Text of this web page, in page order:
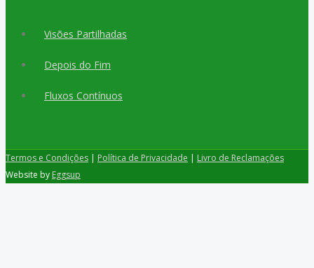
Visões Partilhadas
Depois do Fim
Fluxos Contínuos
Termos e Condições Política de Privacidade
Livro de Reclamações
Website by Eggsup